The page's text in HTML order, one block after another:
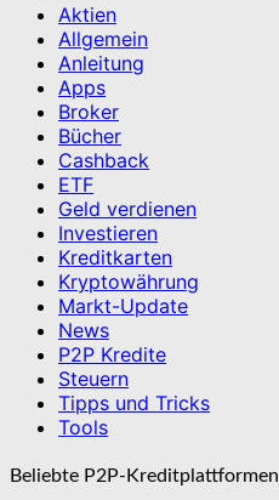
Aktien
Allgemein
Anleitung
Apps
Broker
Bücher
Cashback
ETF
Geld verdienen
Investieren
Kreditkarten
Kryptowährung
Markt-Update
News
P2P Kredite
Steuern
Tipps und Tricks
Tools
Beliebte P2P-Kreditplattformen